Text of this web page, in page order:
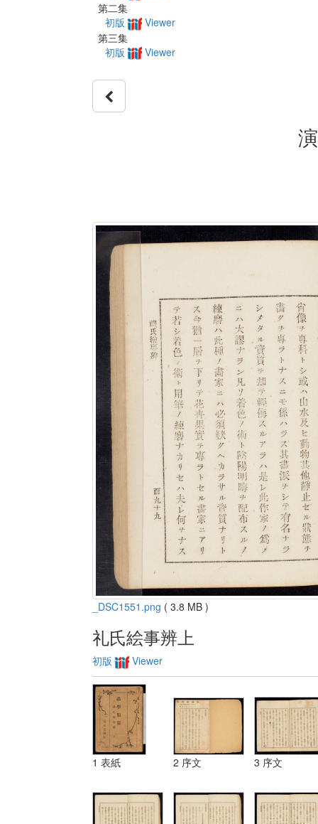
第二集
初版
Viewer
第三集
初版
Viewer
_DSC1551.png ( 3.8 MB )
礼氏絵事辨上
初版 Viewer
1 表紙 2 序文 3 序文